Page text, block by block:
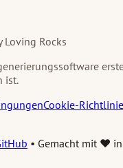
Loving Rocks
ist.
Cookie-Richtlinie
• Gemacht mit ❤️ in